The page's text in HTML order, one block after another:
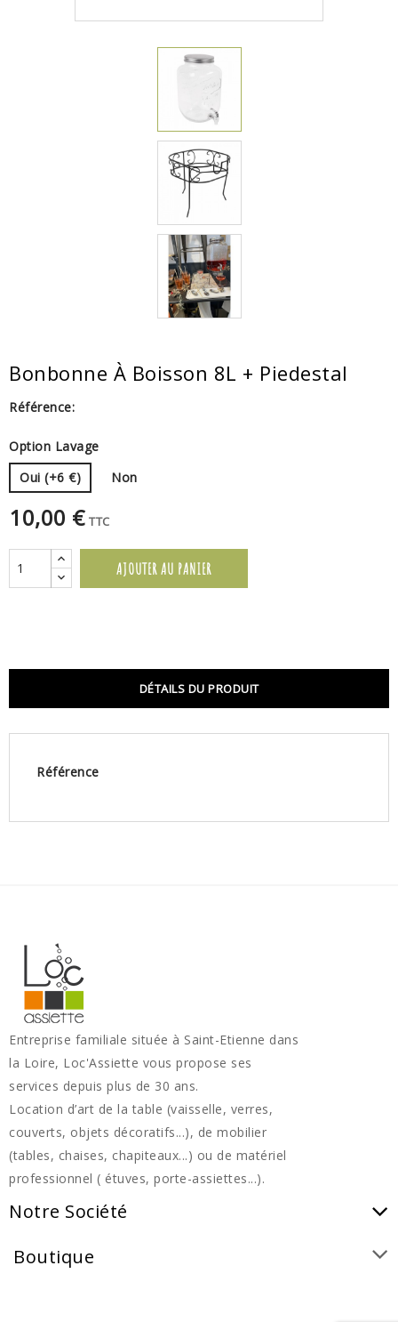
Bonbonne À Boisson 8L + Piedestal
Référence:
Option Lavage
Oui (+6 €)
Non
10,00 € TTC
AJOUTER AU PANIER
DÉTAILS DU PRODUIT
Référence
Entreprise familiale située à Saint-Etienne dans
la Loire, Loc'Assiette vous propose ses
services depuis plus de 30 ans.
Location d’art de la table (vaisselle, verres,
couverts, objets décoratifs...), de mobilier
(tables, chaises, chapiteaux...) ou de matériel
professionnel ( étuves, porte-assiettes...).
Notre Société
Boutique